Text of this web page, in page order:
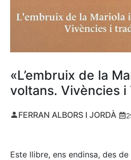
«L’embruix de la
voltans. Vivències i
FERRAN ALBORS I JORDÀ
Este llibre, ens endinsa, des de